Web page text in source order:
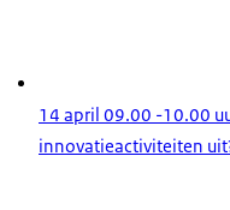
14 april 09.00 -10.00
innovatieactiviteiten